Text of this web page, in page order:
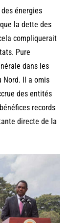
énergies
la dette des
compliquerait
Pure
dans les
Nord. Il a omis
des entités
records
directe de la